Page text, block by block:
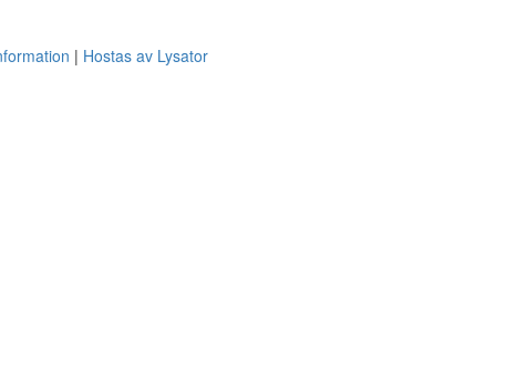
Hostas av Lysator